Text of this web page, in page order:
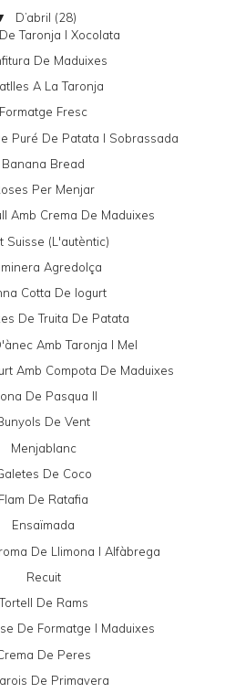
D’abril (28)
Taronja I Xocolata
De Maduixes
A La Taronja
Formatge Fresc
Puré De Patata I Sobrassada
Banana Bread
Per Menjar
Amb Crema De Maduixes
Suisse (l'autèntic)
Agredolça
Cotta De Iogurt
De Truita De Patata
Amb Taronja I Mel
Amb Compota De Maduixes
De Pasqua II
De Vent
Menjablanc
De Coco
Flam De Ratafia
Ensaïmada
De Llimona I Alfàbrega
Recuit
De Rams
De Formatge I Maduixes
De Peres
De Primavera